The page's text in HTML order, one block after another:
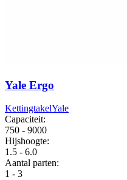
Yale Ergo
KettingtakelYale
Capaciteit:
750 - 9000
Hijshoogte:
1.5 - 6.0
Aantal parten:
1 - 3